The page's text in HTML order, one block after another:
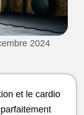
2024
et le cardio